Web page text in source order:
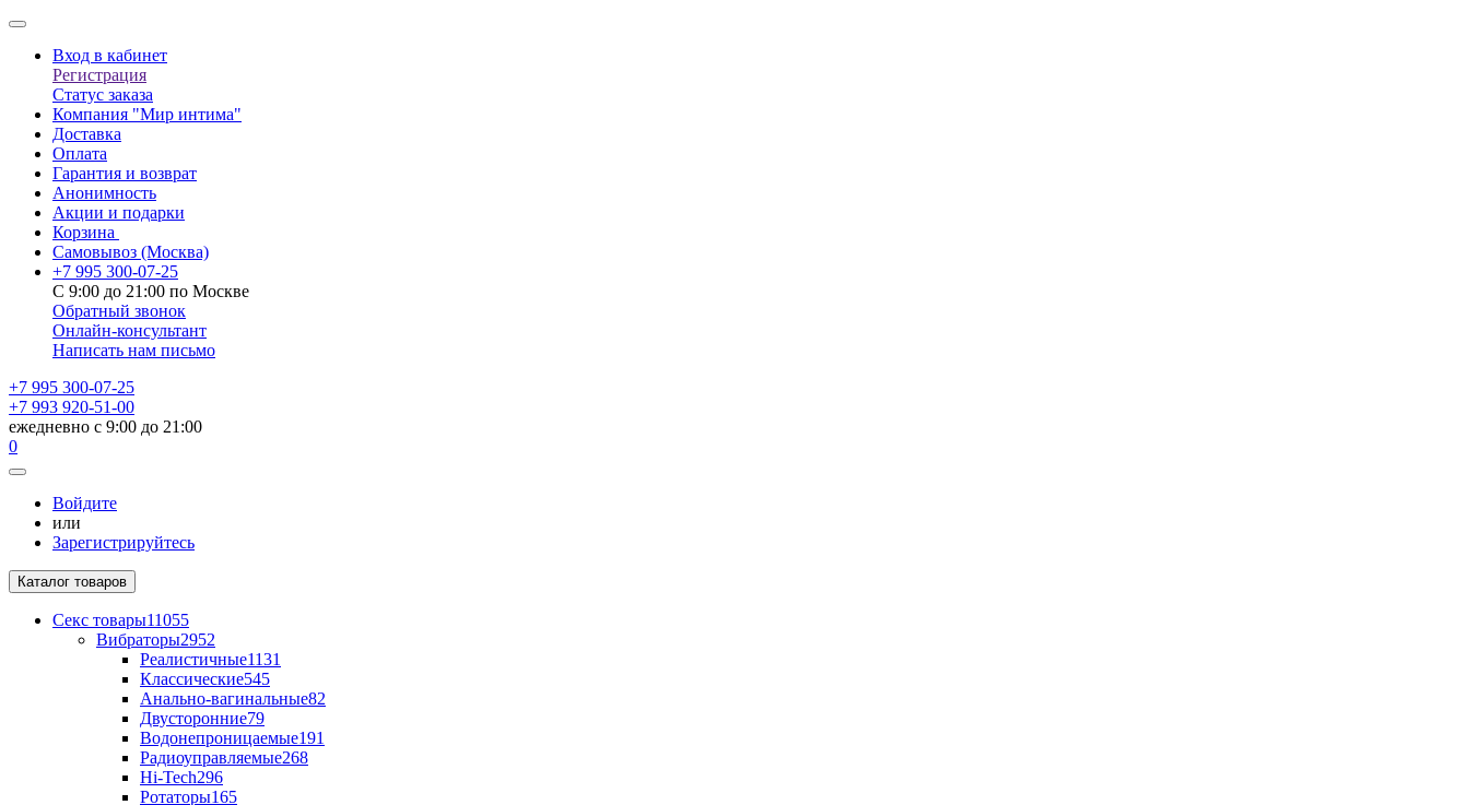
Вход в кабинет
Регистрация
Статус заказа
Компания "Мир интима"
Доставка
Оплата
Гарантия и возврат
Анонимность
Акции и подарки
Корзина
Самовывоз (Москва)
+7 995 300-07-25
С 9:00 до 21:00 по Москве
Обратный звонок
Онлайн-консультант
Написать нам письмо
+7 995 300-07-25
+7 993 920-51-00
ежедневно с 9:00 до 21:00
0
Войдите
или
Зарегистрируйтесь
Каталог товаров
Секс товары11055
Вибраторы2952
Реалистичные1131
Классические545
Анально-вагинальные82
Двусторонние79
Водонепроницаемые191
Радиоуправляемые268
Hi-Tech296
Ротаторы165